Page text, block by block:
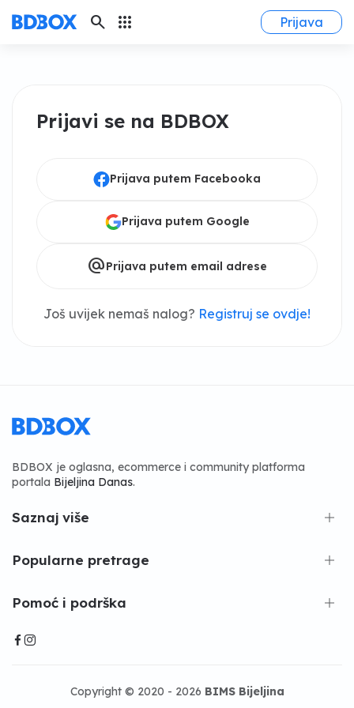
search apps Prijava
Prijavi se na BDBOX
Prijava putem Facebooka
Prijava putem Google
alternate_emailPrijava putem email adrese
Još uvijek nemaš nalog? Registruj se ovdje!
BDBOX je oglasna, ecommerce i community platforma
portala Bijeljina Danas.
Saznaj više
Popularne pretrage
Pomoć i podrška
Copyright © 2020 - 2026 BIMS Bijeljina